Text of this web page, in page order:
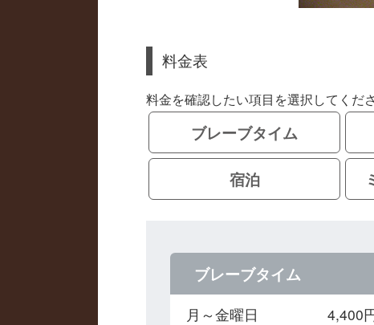
料金表
料金を確認したい項目を選択してくださ
ブレーブタイム
宿泊
ブレーブタイム
月～金曜日 4,400